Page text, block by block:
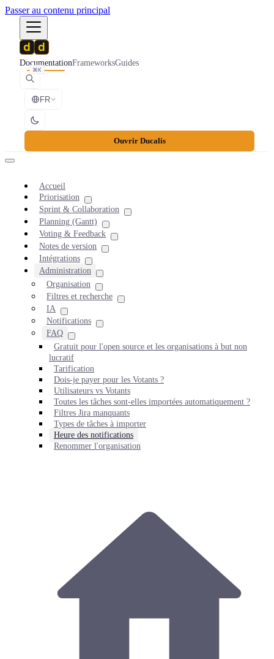
Passer au contenu principal
DocumentationFrameworksGuides
⌘K
FR
Ouvrir Ducalis
Accueil
Priorisation
Sprint & Collaboration
Planning (Gantt)
Voting & Feedback
Notes de version
Intégrations
Administration
Organisation
Filtres et recherche
IA
Notifications
FAQ
Gratuit pour l'open source et les organisations à but non
lucratif
Tarification
Dois-je payer pour les Votants ?
Utilisateurs vs Votants
Toutes les tâches sont-elles importées automatiquement ?
Filtres Jira manquants
Types de tâches à importer
Heure des notifications
Renommer l'organisation